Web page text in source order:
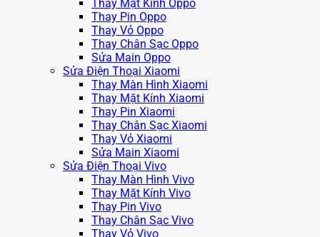
Thay Mặt Kính Oppo
Thay Pin Oppo
Thay Vỏ Oppo
Thay Chân Sạc Oppo
Sửa Main Oppo
Sửa Điện Thoại Xiaomi
Thay Màn Hình Xiaomi
Thay Mặt Kính Xiaomi
Thay Pin Xiaomi
Thay Chân Sạc Xiaomi
Thay Vỏ Xiaomi
Sửa Main Xiaomi
Sửa Điện Thoại Vivo
Thay Màn Hình Vivo
Thay Mặt Kính Vivo
Thay Pin Vivo
Thay Chân Sạc Vivo
Thay Vỏ Vivo